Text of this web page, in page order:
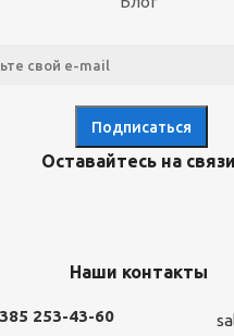
Оставайтесь на связи
Наши контакты
253-43-60